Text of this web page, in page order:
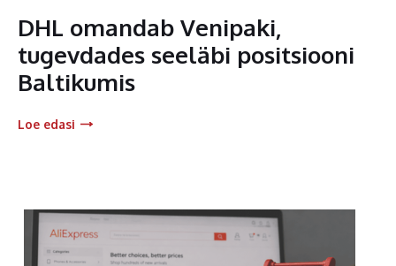
DHL omandab Venipaki,
tugevdades seeläbi positsiooni
Baltikumis
Loe edasi